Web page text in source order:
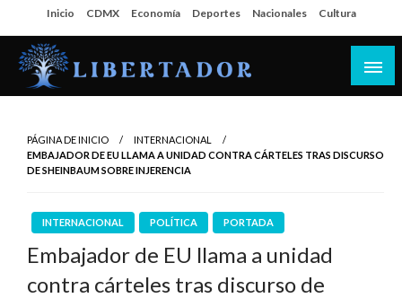
al
contenido
Inicio CDMX Economía Deportes Nacionales Cultura
PÁGINA DE INICIO
INTERNACIONAL
EMBAJADOR DE EU LLAMA A UNIDAD CONTRA CÁRTELES TRAS DISCURSO
DE SHEINBAUM SOBRE INJERENCIA
INTERNACIONAL POLÍTICA PORTADA
Embajador de EU llama a unidad
contra cárteles tras discurso de